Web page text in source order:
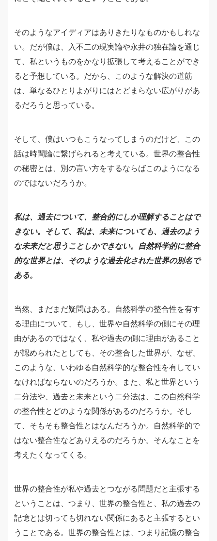
そのようなアイディアはありきたりなものかもしれな
い。だが僕は、入不二の現実論や永井の独在論を通じ
て、私というものをかなり拡張して考えることができ
ると予想している。だから、このような解決の道筋
は、単なるひとりよがりにはとどまらない広がりがあ
るだろうと思っている。
そして、僕はいつもこうなってしまうのだけど、この
話は時間論に繋げられると考えている。世界の整合性
の秘密とは、別の言い方をするならばこのようになる
のではないだろうか。
私は、過去について、整合的にしか理解することはで
きない。そして、私は、未来についても、過去のよう
な未来だと思うことしかできない。自然科学的に整合
的な世界とは、そのような過去化された世界の別名で
ある。
当然、まだまだ疑問はある。自然科学の整合性を有す
る理由について、もし、世界や自然科学の側にその理
由があるのではなく、私や過去の側に理由があること
が認められたとしても、その整合した世界が、なぜ、
このような、いわゆる自然科学的な整合性を有してい
なければならないのだろうか。また、私と世界という
二分法や、過去と未来という二分法は、この自然科学
の整合性とどのような関係があるのだろうか。そし
て、そもそも整合性とはなんだろうか。自然科学的で
はない整合性などありえるのだろうか。そんなことを
考えたくなってくる。
世界の整合性が私や過去とつながる問題だと主張する
ということは、つまり、世界の整合性と、私の過去の
記憶とは切っても切れない関係にあると主張するとい
うことである。世界の整合性とは、つまり記憶の整合